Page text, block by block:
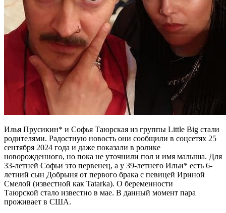
Илья Прусикин* и Софья Таюрская из группы Little Big стали
родителями. Радостную новость они сообщили в соцсетях 25
сентября 2024 года и даже показали в ролике
новорожденного, но пока не уточнили пол и имя малыша. Для
33-летней Софьи это первенец, а у 39-летнего Ильи* есть 6-
летний сын Добрыня от первого брака с певицей Ириной
Смелой (известной как Tatarka). О беременности
Таюрской стало известно в мае. В данный момент пара
проживает в США.